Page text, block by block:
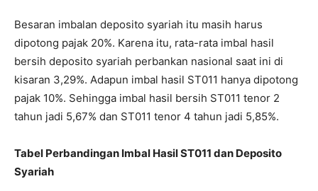
Besaran imbalan deposito syariah itu masih harus
dipotong pajak 20%. Karena itu, rata-rata imbal hasil
bersih deposito syariah perbankan nasional saat ini di
kisaran 3,29%. Adapun imbal hasil ST011 hanya dipotong
pajak 10%. Sehingga imbal hasil bersih ST011 tenor 2
tahun jadi 5,67% dan ST011 tenor 4 tahun jadi 5,85%.
Tabel Perbandingan Imbal Hasil ST011 dan Deposito
Syariah